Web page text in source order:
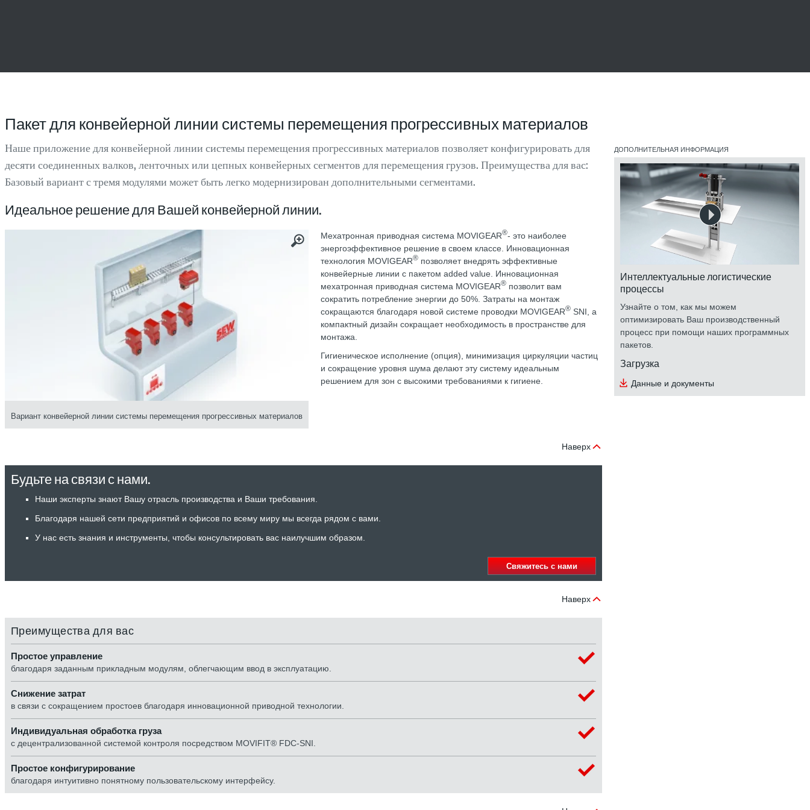
Пакет для конвейерной линии системы перемещения прогрессивных материалов
Наше приложение для конвейерной линии системы перемещения прогрессивных материалов позволяет конфигурировать для
десяти соединенных валков, ленточных или цепных конвейерных сегментов для перемещения грузов. Преимущества для вас:
Базовый вариант с тремя модулями может быть легко модернизирован дополнительными сегментами.
Идеальное решение для Вашей конвейерной линии.
Вариант конвейерной линии системы перемещения прогрессивных материалов
Мехатронная приводная система MOVIGEAR®- это наиболее
энергоэффективное решение в своем классе. Инновационная
технология MOVIGEAR® позволяет внедрять эффективные
конвейерные линии с пакетом added value. Инновационная
мехатронная приводная система MOVIGEAR® позволит вам
сократить потребление энергии до 50%. Затраты на монтаж
сокращаются благодаря новой системе проводки MOVIGEAR® SNI, а
компактный дизайн сокращает необходимость в пространстве для
монтажа.
Гигиеническое исполнение (опция), минимизация циркуляции частиц
и сокращение уровня шума делают эту систему идеальным
решением для зон с высокими требованиями к гигиене.
Наверх
Будьте на связи с нами.
Наши эксперты знают Вашу отрасль производства и Ваши требования.
Благодаря нашей сети предприятий и офисов по всему миру мы всегда рядом с вами.
У нас есть знания и инструменты, чтобы консультировать вас наилучшим образом.
Свяжитесь с нами
Наверх
Преимущества для вас
Простое управление
благодаря заданным прикладным модулям, облегчающим ввод в эксплуатацию.
Снижение затрат
в связи с сокращением простоев благодаря инновационной приводной технологии.
Индивидуальная обработка груза
с децентрализованной системой контроля посредством MOVIFIT® FDC-SNI.
Простое конфигурирование
благодаря интуитивно понятному пользовательскому интерфейсу.
ДОПОЛНИТЕЛЬНАЯ ИНФОРМАЦИЯ
Интеллектуальные логистические
процессы
Узнайте о том, как мы можем
оптимизировать Ваш производственный
процесс при помощи наших программных
пакетов.
Загрузка
Данные и документы